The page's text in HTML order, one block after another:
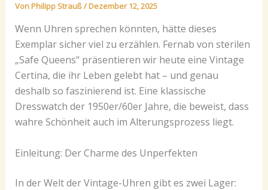
VonPhilipp Strauß/Dezember 12, 2025
Wenn Uhren sprechen könnten, hätte dieses
Exemplar sicher viel zu erzählen. Fernab von sterilen
„Safe Queens“ präsentieren wir heute eine Vintage
Certina, die ihr Leben gelebt hat – und genau
deshalb so faszinierend ist. Eine klassische
Dresswatch der 1950er/60er Jahre, die beweist, dass
wahre Schönheit auch im Alterungsprozess liegt.
Einleitung: Der Charme des Unperfekten
In der Welt der Vintage-Uhren gibt es zwei Lager: